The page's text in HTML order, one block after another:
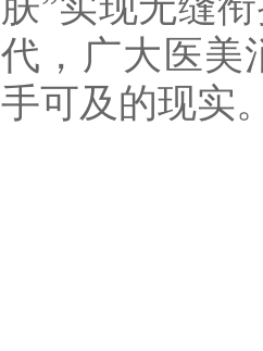
代，广大医美
手可及的现实